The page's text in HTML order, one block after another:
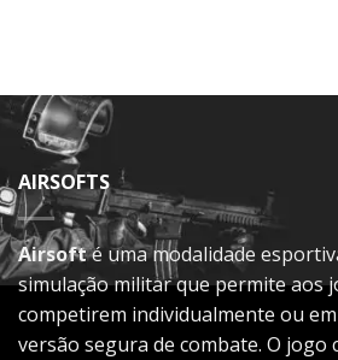
AIRSOFTS
Airsofté uma modalidade
simulação militar que permite aos
competirem individualmente ou
versão segura de combate. O jogo